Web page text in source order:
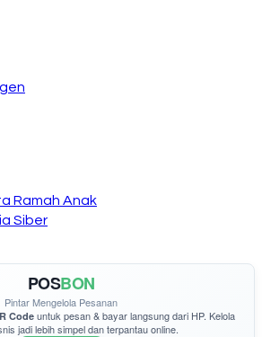
Ramah Anak
Siber
POSBON
Pintar Mengelola Pesanan
Codeuntuk pesan & bayar langsung dari HP. Kelola
jadi lebih simpel dan terpantau online.